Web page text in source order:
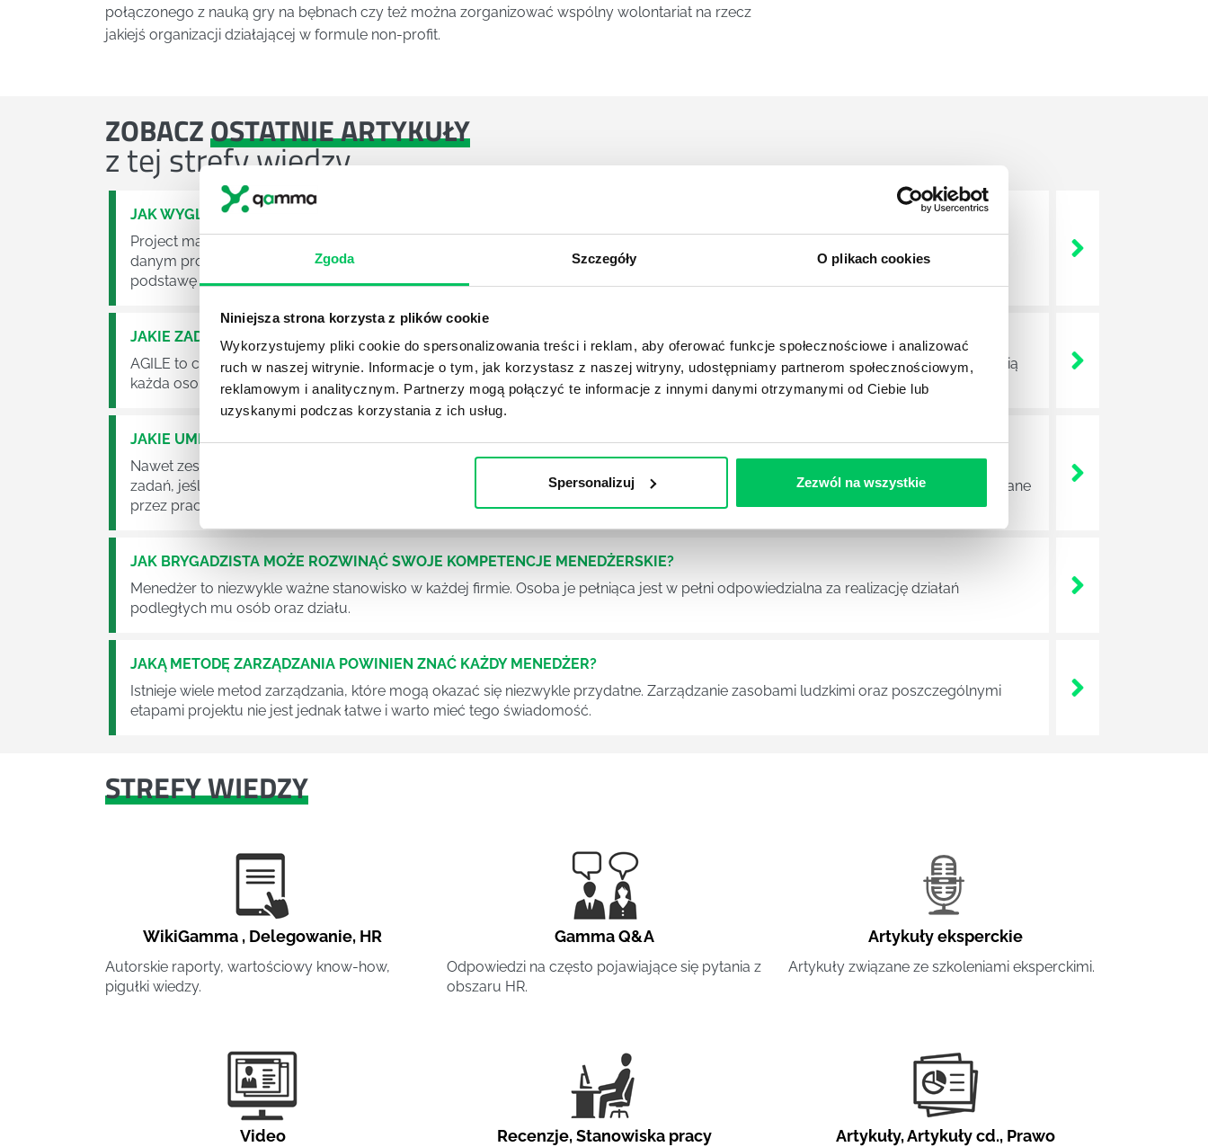
Zgoda Szczegóły O plikach cookies
Niniejsza strona korzysta z plików cookie
Wykorzystujemy pliki cookie do spersonalizowania treści i reklam, aby oferować funkcje społecznościowe i analizować
ruch w naszej witrynie. Informacje o tym, jak korzystasz z naszej witryny, udostępniamy partnerom społecznościowym,
reklamowym i analitycznym. Partnerzy mogą połączyć te informacje z innymi danymi otrzymanymi od Ciebie lub
uzyskanymi podczas korzystania z ich usług.
Spersonalizuj Zezwól na wszystkie
połączonego z nauką gry na bębnach czy też można zorganizować wspólny wolontariat na rzecz
jakiejś organizacji działającej w formule non-profit.
ZOBACZOSTATNIE ARTYKUŁY
z tej strefy wiedzy
JAK WYGLĄDA PRACA ZESPOŁÓW PROJEKTOWYCH W ZWINNEJ METODYCE?
Project management (czyli zarządzanie projektami) to szereg czynności mających na celu zrealizowanie wszystkich związanych z
danym projektem założeń. Zajmują się nim osoby wchodzące w skład specjalnych zespołów projektowych, a ich praca stanowi
podstawę działalności wielu przedsiębiorstw.
JAKIE ZADANIA MUSZĄ ZREALIZOWAĆ PRACOWNICY ZESPOŁU PROJEKTOWEGO?
AGILE to coraz popularniejsze w każdej większej (i mniejszej) firmie pojęcie związane z realizacją projektów biznesowych. Z pewnością
każda osoba zatrudniona w takim miejscu choć raz się z nim spotkała.
JAKIE UMIEJĘTNOŚCI MENEDŻERSKIE POWINIEN MIEĆ BRYGADZISTA?
Nawet zespół złożony z doskonale wykształconych i kompetentnych pracowników nie będzie w stanie sprawnie realizować swoich
zadań, jeśli zabraknie w nim odpowiedniego kierownictwa. Zawsze niezbędna jest osoba nadzorująca wszystkie czynności wykonywane
przez pracowników.
JAK BRYGADZISTA MOŻE ROZWINĄĆ SWOJE KOMPETENCJE MENEDŻERSKIE?
Menedżer to niezwykle ważne stanowisko w każdej firmie. Osoba je pełniąca jest w pełni odpowiedzialna za realizację działań
podległych mu osób oraz działu.
JAKĄ METODĘ ZARZĄDZANIA POWINIEN ZNAĆ KAŻDY MENEDŻER?
Istnieje wiele metod zarządzania, które mogą okazać się niezwykle przydatne. Zarządzanie zasobami ludzkimi oraz poszczególnymi
etapami projektu nie jest jednak łatwe i warto mieć tego świadomość.
STREFY WIEDZY
WikiGamma , Delegowanie, HR
Autorskie raporty, wartościowy know-how,
pigułki wiedzy.
Gamma Q&A
Odpowiedzi na często pojawiające się pytania z
obszaru HR.
Artykuły eksperckie
Artykuły związane ze szkoleniami eksperckimi.
Video Recenzje,Stanowiska pracy Artykuły,Artykuły cd., Prawo